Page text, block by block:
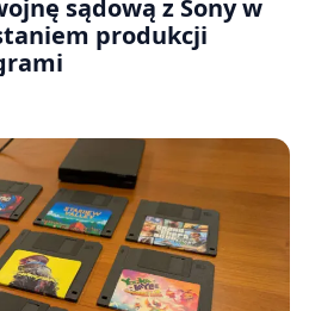
sądową z Sony w
produkcji